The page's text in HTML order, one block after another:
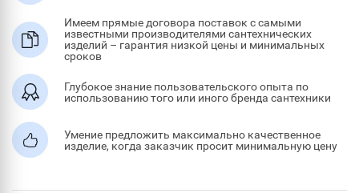
Имеем прямые договора поставок с самыми
известными производителями сантехнических
изделий – гарантия низкой цены и минимальных
сроков
Глубокое знание пользовательского опыта по
использованию того или иного бренда сантехники
Умение предложить максимально качественное
изделие, когда заказчик просит минимальную цену